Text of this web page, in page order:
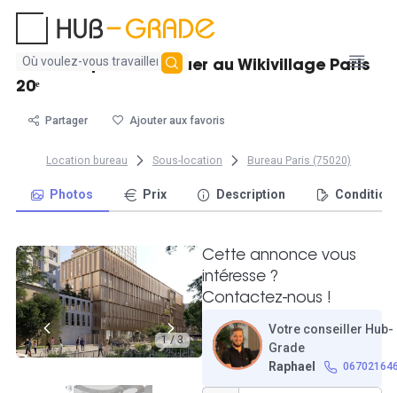
Aucun
résultat
Bureau 6 postes à louer au Wikivillage Paris
20ᵉ
Partager Ajouter aux favoris
Location bureau Sous-location Bureau Paris (75020)
Photos Prix Description
1 / 3
Cette annonce vous
intéresse ?
Contactez-nous !
Votre conseiller Hub-
Grade
Raphael